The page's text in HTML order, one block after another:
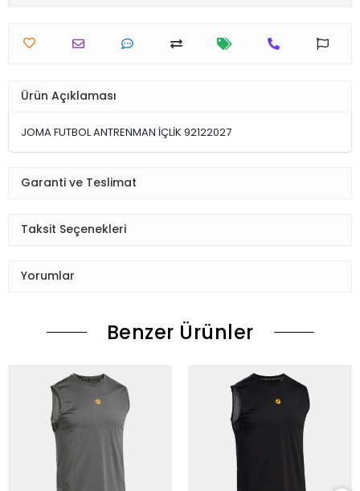
Ürün Açıklaması
JOMA FUTBOL ANTRENMAN İÇLİK 92122027
Garanti ve Teslimat
Taksit Seçenekleri
Yorumlar
Benzer Ürünler